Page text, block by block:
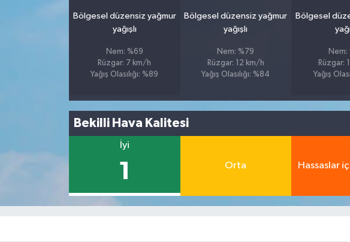
Bölgesel düzensiz yağmur
yağışlı
Nem: %69
Rüzgar: 7 km/h
Yağış Olasılığı: %89
Bölgesel düzensiz yağmur
yağışlı
Nem: %79
Rüzgar: 12 km/h
Yağış Olasılığı: %84
Bölgesel
Nem:
Rüzgar:
Yağış
Bekilli Hava Kalitesi
İyi
1 Orta Hassaslar